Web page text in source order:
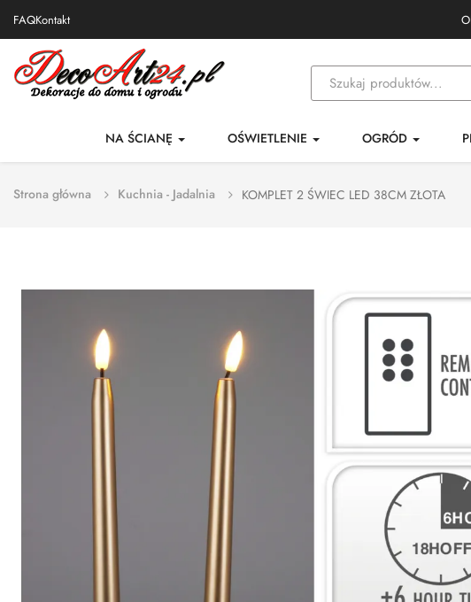
FAQKontakt
NA ŚCIANĘ OŚWIETLENIE OGRÓD
Strona główna Kuchnia - Jadalnia KOMPLET 2 ŚWIEC LED 38CM ZŁOTA